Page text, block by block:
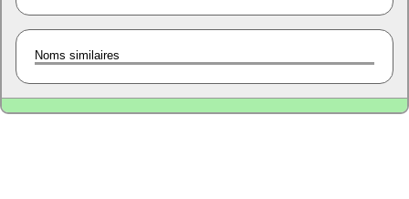
Noms similaires